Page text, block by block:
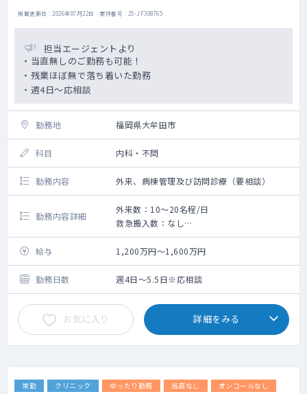
掲載更新日 : 2026年07月22日 案件番号 : 25-JF308765
担当エージェントより
・当直無しのご勤務も可能！
・残業ほぼ無で落ち着いた勤務
・週4日～応相談
勤務地 福岡県大牟田市
科目 内科・不問
勤務内容 外来、病棟管理及び訪問診療（要相談）
勤務内容詳細
外来数：10～20名程/日
救急搬入数：なし
外来、病棟管理及び訪問診療（要相談）
給与
1,200万円～1,600万円
勤務日数 週4日～5.5日※応相談
お気に入り 詳細をみる
常勤 クリニック ゆったり勤務 当直なし
オンコールなし